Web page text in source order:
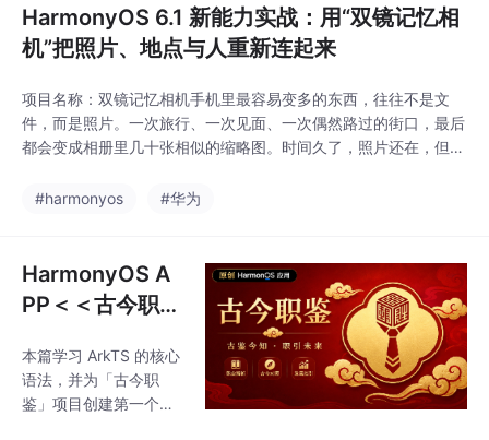
值语法风格不同，Dart
的命名参数在调用时更
清晰。异步返回Future
全相同，只是类型名称
不同。构造函数与类同
名，this.语法糖关键字
问控制下划线前缀表示
HarmonyOS 6.1 新能力实战：用“双镜记忆相
机”把照片、地点与人重新连起来
项目名称：双镜记忆相机手机里最容易变多的东西，往往不是文
件，而是照片。一次旅行、一次见面、一次偶然路过的街口，最后
都会变成相册里几十张相似的缩略图。时间久了，照片还在，但
出发点不是替代系统相册，而是做一个更垂直的记忆入口：以地图
#harmonyos #华为
HarmonyOS A
PP＜＜古今职鉴
第3篇：ArkTS
语言基础：Typ
本篇学习 ArkTS 的核心
语法，并为「古今职
鉴」项目创建第一个数